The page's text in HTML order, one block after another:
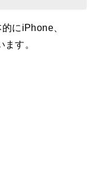
にiPhone、
す。